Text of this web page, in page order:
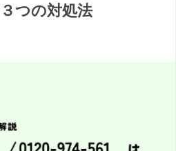
つの対処法